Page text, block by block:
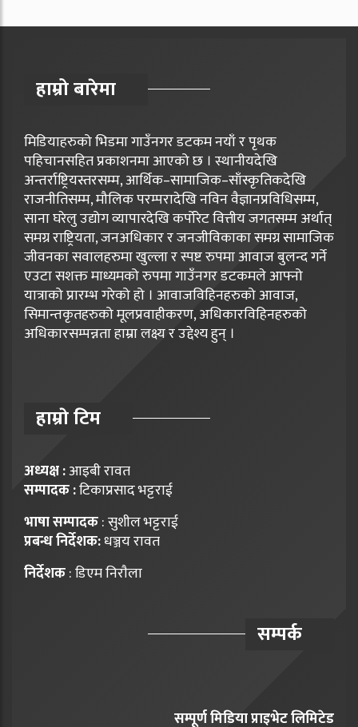
हाम्रो बारेमा
मिडियाहरुको भिडमा गाउँनगर डटकम नयाँ र पृथक
पहिचानसहित प्रकाशनमा आएको छ । स्थानीयदेखि
अन्तर्राष्ट्रियस्तरसम्म, आर्थिक–सामाजिक–साँस्कृतिकदेखि
राजनीतिसम्म, मौलिक परम्परादेखि नविन वैज्ञानप्रविधिसम्म,
साना घरेलु उद्योग व्यापारदेखि कर्पोरेट वित्तीय जगतसम्म अर्थात्
समग्र राष्ट्रियता, जनअधिकार र जनजीविकाका समग्र सामाजिक
जीवनका सवालहरुमा खुल्ला र स्पष्ट रुपमा आवाज बुलन्द गर्ने
एउटा सशक्त माध्यमको रुपमा गाउँनगर डटकमले आफ्नो
यात्राको प्रारम्भ गरेको हो । आवाजविहिनहरुको आवाज,
सिमान्तकृतहरुको मूलप्रवाहीकरण, अधिकारविहिनहरुको
अधिकारसम्पन्नता हाम्रा लक्ष्य र उद्देश्य हुन् ।
हाम्राे टिम
अध्यक्ष :आइबी रावत
सम्पादक :टिकाप्रसाद भट्टराई
भाषा सम्पादक: सुशील भट्टराई
प्रबन्ध निर्देशक:धञ्जय रावत
निर्देशक: डिएम निराैला
सम्पर्क
सम्पूर्ण मिडिया प्राइभेट लिमिटेड